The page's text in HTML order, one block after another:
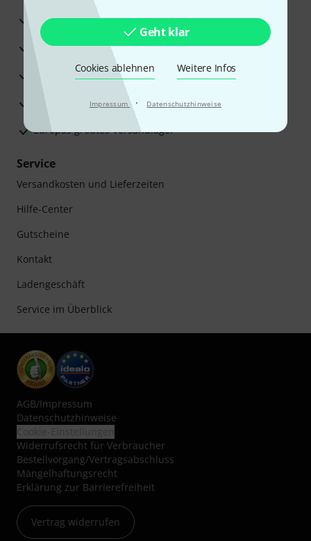
Geht klar
Cookies ablehnen Weitere Infos
Impressum · Datenschutzhinweise
30 Tage Money-Back-Garantie
Reparaturservice
Beratung durch Fachexperten
Zufriedenheitsgarantie
Europas größtes Versandlager
Service
Versandkosten und Lieferzeiten
Hilfe-Center
Gutscheine
Kontakt
Ladengeschäft
Service im Überblick
AGB/Impressum
Datenschutzhinweise
Widerrufsrecht für Verbraucher
Bestellvorgang/Vertragsabschluss
Mängelhaftungsrecht
Erklärung zur Barrierefreiheit
Vertrag widerrufen